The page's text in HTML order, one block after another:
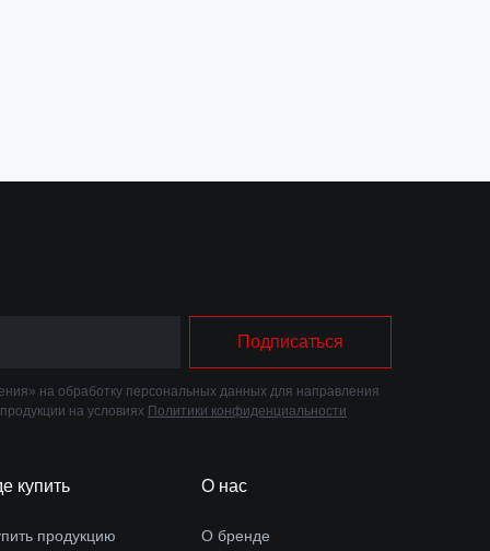
Подписаться
на обработку персональных данных для направления
на условиях Политики конфиденциальности
купить
продукцию
О нас
О бренде